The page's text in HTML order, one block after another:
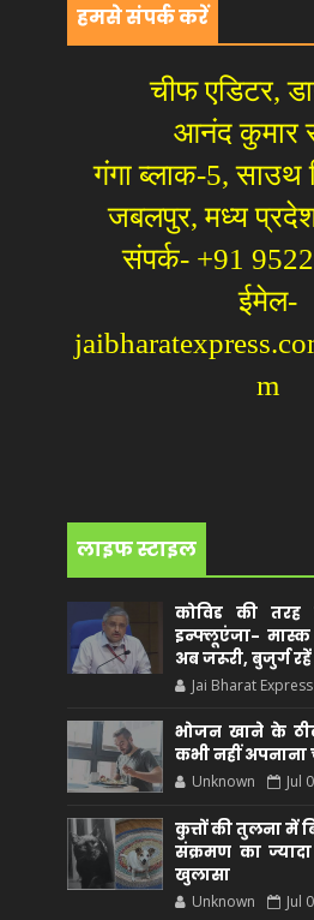
हमसे संपर्क करें
चीफ एडिटर,
आनंद कुमार
गंगा ब्लाक-5, साउथ
जबलपुर, मध्य
संपर्क- +91
ईमेल-
m
लाइफ स्टाइल
कोविड की तरह
इन्फ्लूएंजा-
अब जरूरी, बुजुर्ग
Jai Bharat Express
भोजन खाने के
कभी नहीं अपनाना
Unknown Jul
कुत्तों की तुलना में
संक्रमण का
खुलासा
Unknown Jul